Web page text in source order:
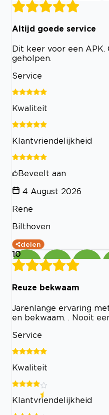
Altijd goede service
Dit keer voor een APK.
geholpen.
Service
Kwaliteit
Klantvriendelijkheid
Beveelt aan
4 August 2026
Rene
Bilthoven
delen
10
Reuze bekwaam
Jarenlange ervaring
en bekwaam. . Nooit
Service
Kwaliteit
Klantvriendelijkheid